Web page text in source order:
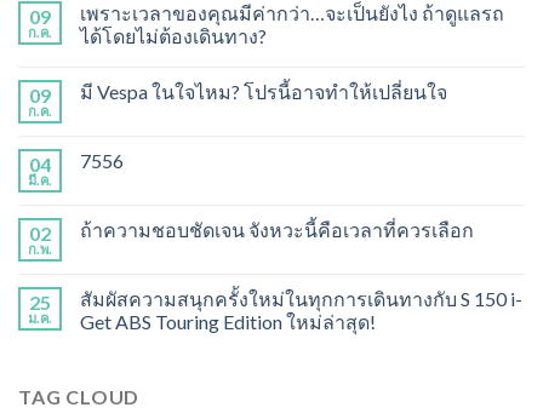
09
ก.ค.
เพราะเวลาของคุณมีค่ากว่า…จะเป็นยังไง ถ้าดูแลรถ
ได้โดยไม่ต้องเดินทาง?
09
ก.ค.
มี Vespa ในใจไหม? โปรนี้อาจทำให้เปลี่ยนใจ
04
มี.ค.
7556
02
ก.พ.
ถ้าความชอบชัดเจน จังหวะนี้คือเวลาที่ควรเลือก
25
ม.ค.
สัมผัสความสนุกครั้งใหม่ในทุกการเดินทางกับ S 150 i-
Get ABS Touring Edition ใหม่ล่าสุด!
TAG CLOUD